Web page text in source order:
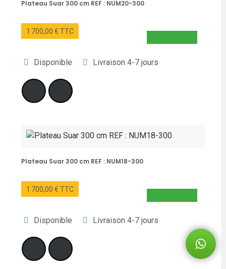
Plateau Suar 300 cm REF : NUM20-300
1 700,00 € TTC
Disponible Livraison 4-7 jours
Plateau Suar 300 cm REF : NUM18-300
1 700,00 € TTC
Disponible Livraison 4-7 jours